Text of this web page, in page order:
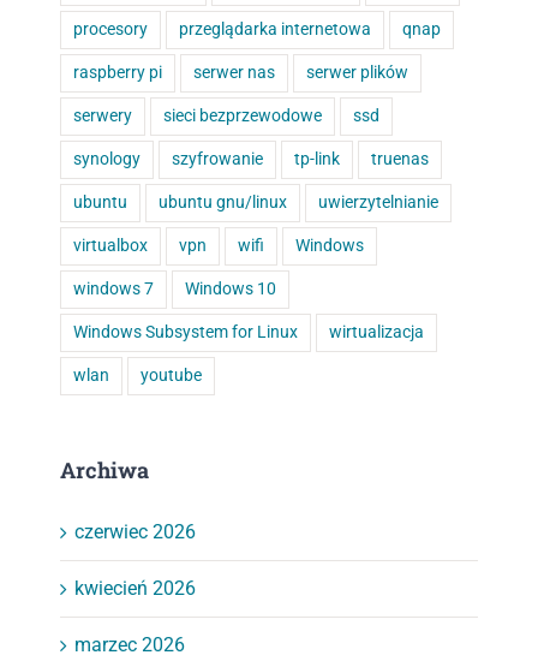
procesory przeglądarka internetowa qnap
raspberry pi serwer nas serwer plików
serwery sieci bezprzewodowe ssd
synology szyfrowanie tp-link truenas
ubuntu ubuntu gnu/linux uwierzytelnianie
virtualbox vpn wifi Windows
windows 7 Windows 10
Windows Subsystem for Linux wirtualizacja
wlan youtube
Archiwa
czerwiec 2026
kwiecień 2026
marzec 2026